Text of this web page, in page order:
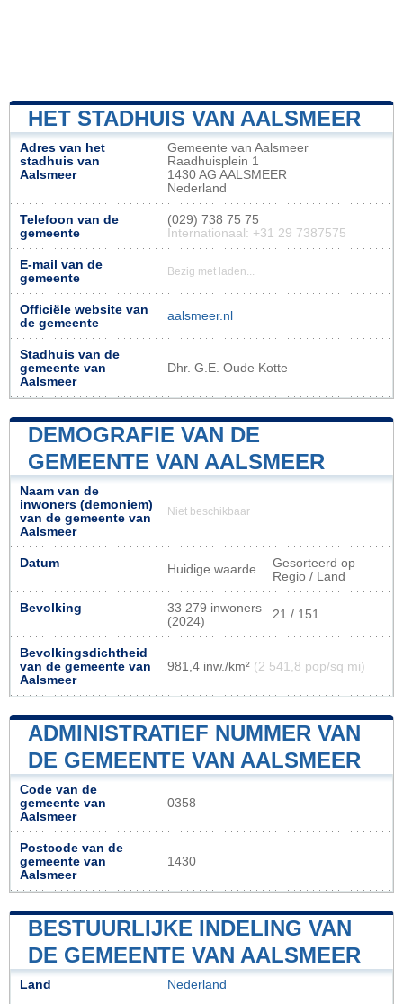
HET STADHUIS VAN AALSMEER
Adres van het
stadhuis van
Aalsmeer
Gemeente van Aalsmeer
Raadhuisplein 1
1430 AG AALSMEER
Nederland
Telefoon van de
gemeente
(029) 738 75 75
Internationaal: +31 29 7387575
E-mail van de
gemeente
Bezig met laden...
Officiële website van
de gemeente
aalsmeer.nl
Stadhuis van de
gemeente van
Aalsmeer
Dhr. G.E. Oude Kotte
DEMOGRAFIE VAN DE
GEMEENTE VAN AALSMEER
Naam van de
inwoners (demoniem)
van de gemeente van
Aalsmeer
Niet beschikbaar
Datum Huidige waarde
Gesorteerd op
Regio / Land
Bevolking
33 279 inwoners
(2024)
21 / 151
Bevolkingsdichtheid
van de gemeente van
Aalsmeer
981,4 inw./km² (2 541,8 pop/sq mi)
ADMINISTRATIEF NUMMER VAN
DE GEMEENTE VAN AALSMEER
Code van de
gemeente van
Aalsmeer
0358
Postcode van de
gemeente van
Aalsmeer
1430
BESTUURLIJKE INDELING VAN
DE GEMEENTE VAN AALSMEER
Land Nederland